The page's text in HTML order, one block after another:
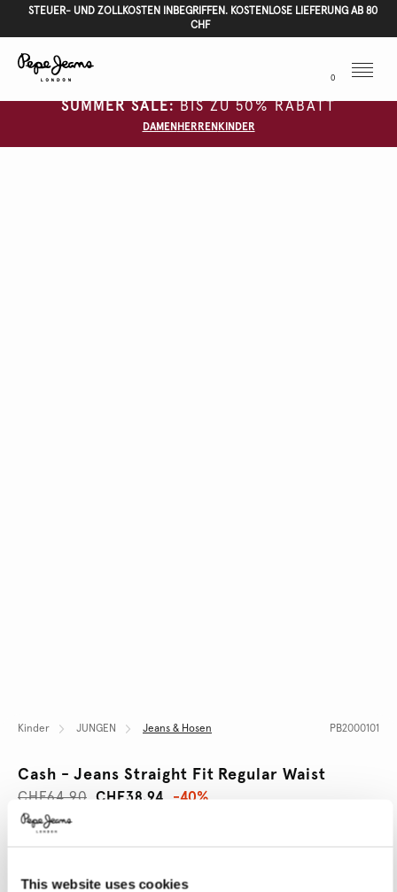
This website uses cookies
STEUER- UND ZOLLKOSTEN INBEGRIFFEN. KOSTENLOSE LIEFERUNG AB 80
CHF
0
Menu
SUMMER SALE:BIS ZU 50% RABATT
DAMEN HERREN KINDER
Kinder JUNGEN Jeans & Hosen PB2000101
Cash - Jeans Straight Fit Regular Waist
CHF38.94
CHF64.90 -40%
Promotions
Variations
FARBEN: Medium Tint